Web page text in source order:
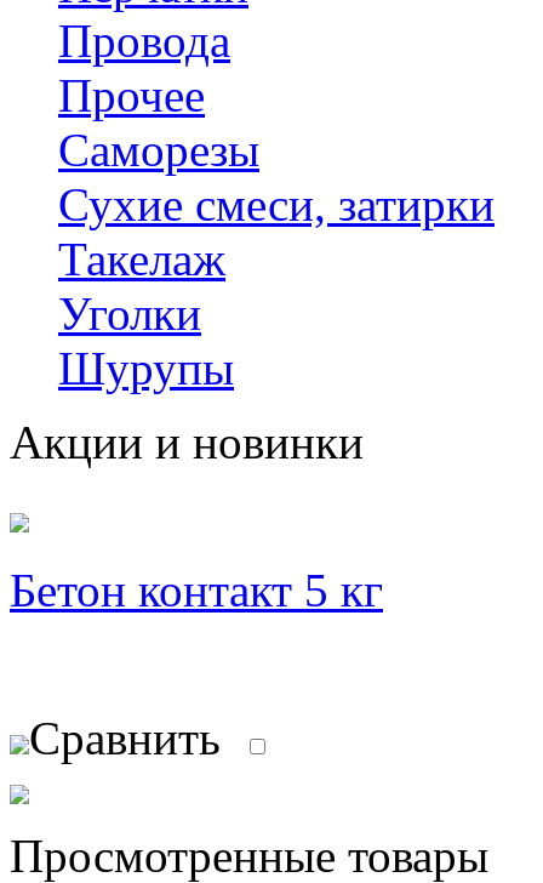
Провода
Прочее
Саморезы
Сухие смеси, затирки
Такелаж
Уголки
Шурупы
Акции и новинки
Бетон контакт 5 кг
Сравнить
Просмотренные товары